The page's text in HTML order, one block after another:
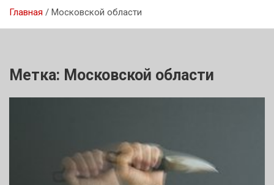
Главная Московской области
Метка: Московской области